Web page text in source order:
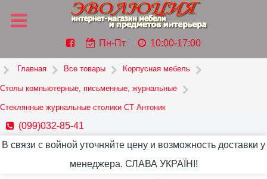
Пн-Пт 10:00-17:00
Главная Все товары Корпусная мебель
Столы компьютерные, письменные, журнальные
Стеклянные журнальные столики СТ Антоник
(099)032-85-41
В связи с войной уточняйте цену и возможность доставки у
менеджера. СЛАВА УКРАЇНІ!